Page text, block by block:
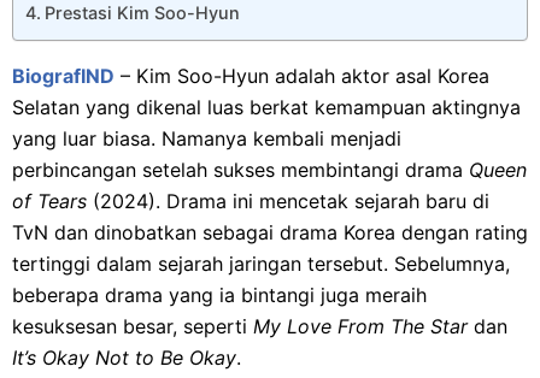
Prestasi Kim Soo-Hyun
BiografIND – Kim Soo-Hyun adalah aktor asal Korea
Selatan yang dikenal luas berkat kemampuan aktingnya
yang luar biasa. Namanya kembali menjadi
perbincangan setelah sukses membintangi drama Queen
of Tears (2024). Drama ini mencetak sejarah baru di
TvN dan dinobatkan sebagai drama Korea dengan rating
tertinggi dalam sejarah jaringan tersebut. Sebelumnya,
beberapa drama yang ia bintangi juga meraih
kesuksesan besar, seperti My Love From The Stardan
It’s Okay Not to Be Okay.